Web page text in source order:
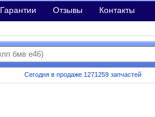
Гарантии Отзывы Контакты
Сегодня в продаже 1271259 запчастей